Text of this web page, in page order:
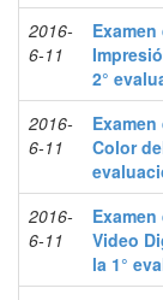
2016-
6-11
2°
2016-
6-11
Color
2016-
6-11
Video
la 1°